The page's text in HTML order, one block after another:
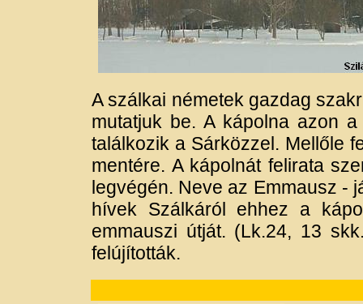
A szálkai németek gazdag
mutatjuk be. A kápolna azon
találkozik a Sárközzel. Mellőle
mentére. A kápolnát felirata
legvégén. Neve az Emmausz -
hívek Szálkáról ehhez a
emmauszi útját. (Lk.24, 13
felújították.